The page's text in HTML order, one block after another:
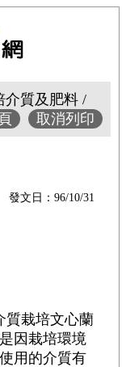
介質及肥料 /
取消列印
發文日：96/10/31
栽培文心蘭
因栽培環境
用的介質有